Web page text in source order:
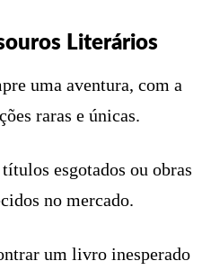
Literários
uma aventura, com a
raras e únicas.
esgotados ou obras
no mercado.
um livro inesperado